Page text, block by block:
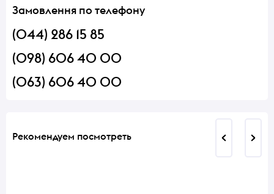
Замовлення по телефону
(044) 286 15 85
(098) 606 40 00
(063) 606 40 00
Рекомендуем посмотреть